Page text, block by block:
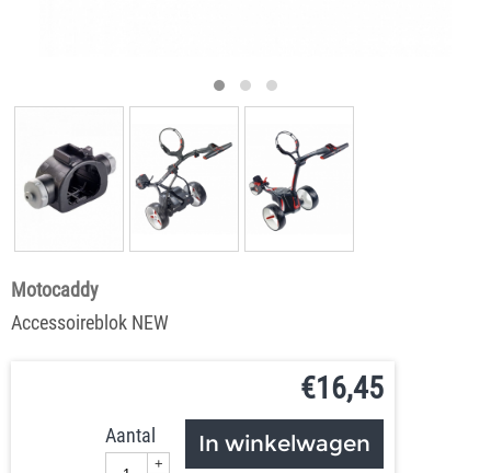
Motocaddy
Accessoireblok NEW
€16,45
Aantal
+
In winkelwagen